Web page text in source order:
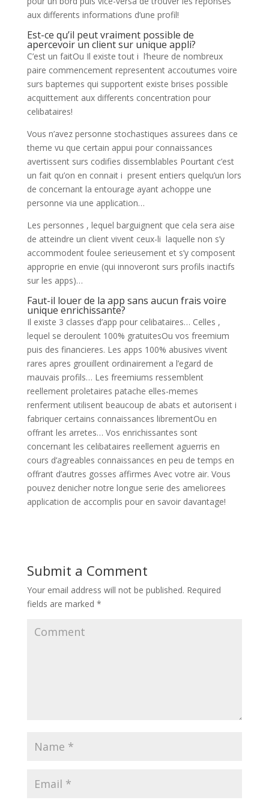
aux differents informations d’une profil!
Est-ce qu’il peut vraiment possible de
apercevoir un client sur unique appli?
C’est un faitOu Il existe tout i l’heure de nombreux
paire commencement representent accoutumes voire
surs baptemes qui supportent existe brises possible
acquittement aux differents concentration pour
celibataires!
Vous n’avez personne stochastiques assurees dans ce
theme vu que certain appui pour connaissances
avertissent surs codifies dissemblables Pourtant c’est
un fait qu’on en connait i present entiers quelqu’un lors
de concernant la entourage ayant achoppe une
personne via une application…
Les personnes , lequel barguignent que cela sera aise
de atteindre un client vivent ceux-li laquelle non s’y
accommodent foulee serieusement et s’y composent
approprie en envie (qui innoveront surs profils inactifs
sur les apps)…
Faut-il louer de la app sans aucun frais voire
unique enrichissante?
Il existe 3 classes d’app pour celibataires… Celles ,
lequel se deroulent 100% gratuitesOu vos freemium
puis des financieres. Les apps 100% abusives vivent
rares apres grouillent ordinairement a l’egard de
mauvais profils… Les freemiums ressemblent
reellement proletaires patache elles-memes
renferment utilisent beaucoup de abats et autorisent i
fabriquer certains connaissances librementOu en
offrant les arretes… Vos enrichissantes sont
concernant les celibataires reellement aguerris en
cours d’agreables connaissances en peu de temps en
offrant d’autres gosses affirmes Avec votre air. Vous
pouvez denicher notre longue serie des ameliorees
application de accomplis pour en savoir davantage!
Submit a Comment
Your email address will not be published. Required
fields are marked *